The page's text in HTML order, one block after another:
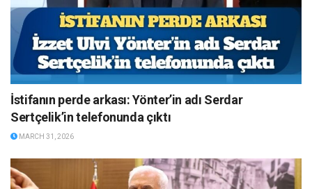
İstifanın perde arkası: Yönter’in adı Serdar
Sertçelik’in telefonunda çıktı
MARCH 31, 2026